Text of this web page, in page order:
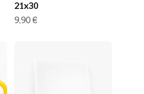
21x30
9,90 €